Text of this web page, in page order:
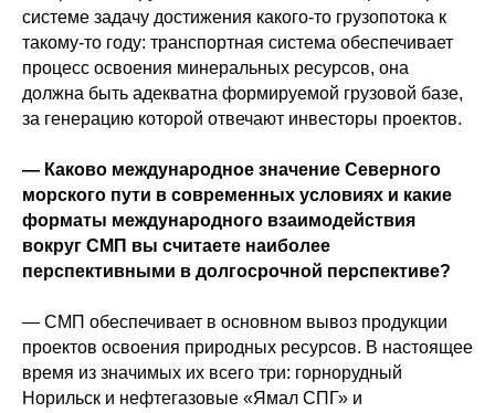
системе задачу достижения какого-то грузопотока к
такому-то году: транспортная система обеспечивает
процесс освоения минеральных ресурсов, она
должна быть адекватна формируемой грузовой базе,
за генерацию которой отвечают инвесторы проектов.
— Каково международное значение Северного
морского пути в современных условиях и какие
форматы международного взаимодействия
вокруг СМП вы считаете наиболее
перспективными в долгосрочной перспективе?
— СМП обеспечивает в основном вывоз продукции
проектов освоения природных ресурсов. В настоящее
время из значимых их всего три: горнорудный
Норильск и нефтегазовые «Ямал СПГ» и